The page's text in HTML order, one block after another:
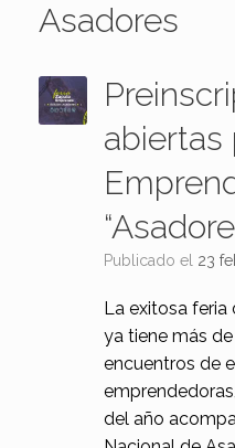
Asadores
abiertas
Publicado el 23
La exitosa feria
ya tiene más
encuentros de
del año